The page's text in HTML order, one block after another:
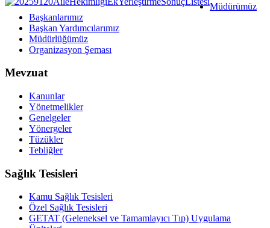
Müdürümüz
Başkanlarımız
Başkan Yardımcılarımız
Müdürlüğümüz
Organizasyon Şeması
Mevzuat
Kanunlar
Yönetmelikler
Genelgeler
Yönergeler
Tüzükler
Tebliğler
Sağlık Tesisleri
Kamu Sağlık Tesisleri
Özel Sağlık Tesisleri
GETAT (Geleneksel ve Tamamlayıcı Tıp) Uygulama